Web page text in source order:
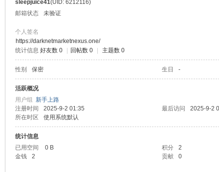
sleepjuice41(UID: 6212116)
邮箱状态
未验证
个人签名
https://darknetmarketnexus.one/
统计信息 好友数 0 回帖数 0 主题数 0
性别 保密 生日 -
活跃概况
用户组 新手上路
注册时间
2025-9-2 01:35 最后访问
2025-9-2
所在时区
使用系统默认
统计信息
已用空间
0 B 积分
2
金钱
2 贡献 0